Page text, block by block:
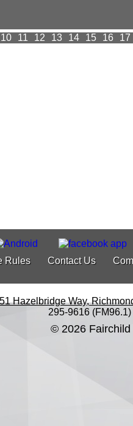
10 11 12 13 14 15 16 17
Rules Contact Us
Hazelbridge Way,
295-9616 (FM96.1)
© 2026 Fairchild